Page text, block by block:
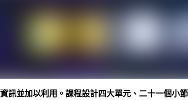
訊並加以利用。課程設計四大單元、二十一個小